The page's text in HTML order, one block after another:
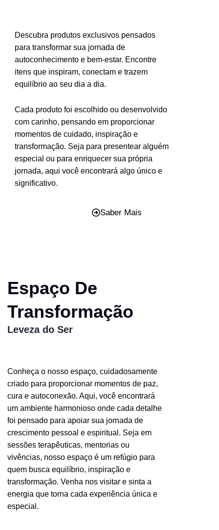
Descubra produtos exclusivos pensados
para transformar sua jornada de
autoconhecimento e bem-estar. Encontre
itens que inspiram, conectam e trazem
equilíbrio ao seu dia a dia.
Cada produto foi escolhido ou desenvolvido
com carinho, pensando em proporcionar
momentos de cuidado, inspiração e
transformação. Seja para presentear alguém
especial ou para enriquecer sua própria
jornada, aqui você encontrará algo único e
significativo.
Saber Mais
Espaço De
Transformação
Leveza do Ser
Conheça o nosso espaço, cuidadosamente
criado para proporcionar momentos de paz,
cura e autoconexão. Aqui, você encontrará
um ambiente harmonioso onde cada detalhe
foi pensado para apoiar sua jornada de
crescimento pessoal e espiritual. Seja em
sessões terapêuticas, mentorias ou
vivências, nosso espaço é um refúgio para
quem busca equilíbrio, inspiração e
transformação. Venha nos visitar e sinta a
energia que torna cada experiência única e
especial.